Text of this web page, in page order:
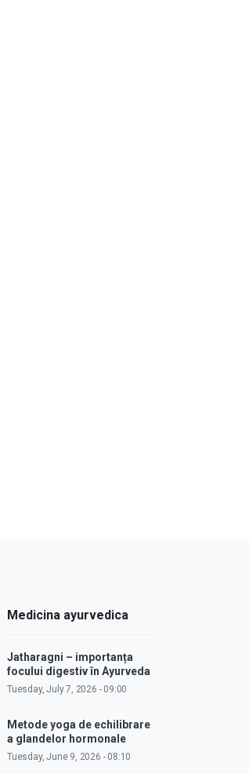
Medicina ayurvedica
Jatharagni – importanța
focului digestiv în Ayurveda
Tuesday, July 7, 2026 - 09:00
Metode yoga de echilibrare
a glandelor hormonale
Tuesday, June 9, 2026 - 08:10